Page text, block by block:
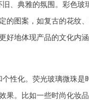
、典雅的氛围。彩色
的图案，如复古的花纹
好地体现产品的文化内涵
性化。荧光玻璃微珠
果。比如一些时尚化妆